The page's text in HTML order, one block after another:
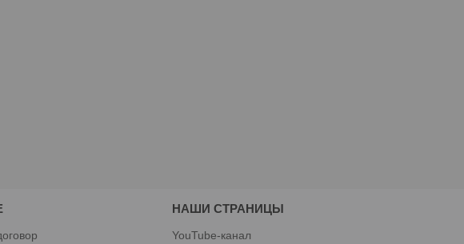
НАШИ СТРАНИЦЫ
YouTube-канал